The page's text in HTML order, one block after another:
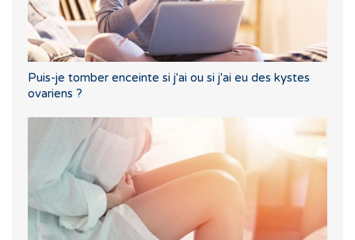
Puis-je tomber enceinte si j'ai ou si j'ai eu des kystes
ovariens ?